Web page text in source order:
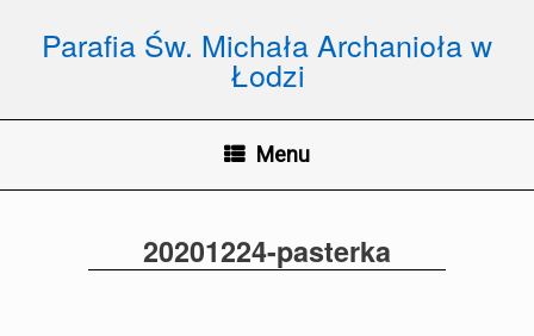
contentParafia Św. Michała Archanioła w
Łodzi
Menu
20201224-pasterka